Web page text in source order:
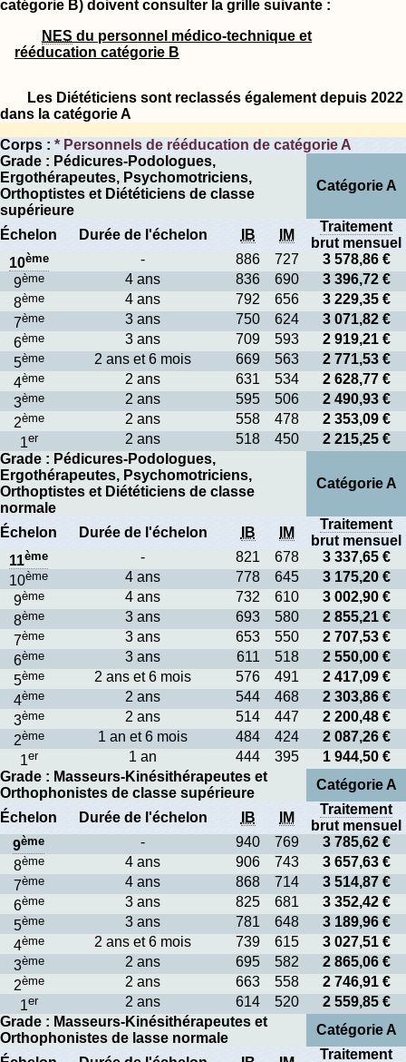
catégorie B) doivent consulter la grille suivante :
NES du personnel médico-technique et
rééducation catégorie B
Les Diététiciens sont reclassés également depuis 2022
dans la catégorie A
Corps : * Personnels de rééducation de catégorie A
Grade : Pédicures-Podologues,
Ergothérapeutes, Psychomotriciens,
Orthoptistes et Diététiciens de classe
supérieure
Catégorie A
Échelon Durée de l'échelon IB IM
Traitement
brut mensuel
10ème - 886 727
3 578,86 €
9ème 4 ans 836 690
3 396,72 €
8ème 4 ans 792 656
3 229,35 €
7ème 3 ans 750 624
3 071,82 €
6ème 3 ans 709 593
2 919,21 €
5ème 2 ans et 6 mois 669 563
2 771,53 €
4ème 2 ans 631 534
2 628,77 €
3ème 2 ans 595 506
2 490,93 €
2ème 2 ans 558 478
2 353,09 €
1er 2 ans 518 450
2 215,25 €
Grade : Pédicures-Podologues,
Ergothérapeutes, Psychomotriciens,
Orthoptistes et Diététiciens de classe
normale
Catégorie A
Échelon Durée de l'échelon IB IM
Traitement
brut mensuel
11ème - 821 678
3 337,65 €
10ème 4 ans 778 645
3 175,20 €
9ème 4 ans 732 610
3 002,90 €
8ème 3 ans 693 580
2 855,21 €
7ème 3 ans 653 550
2 707,53 €
6ème 3 ans 611 518
2 550,00 €
5ème 2 ans et 6 mois 576 491
2 417,09 €
4ème 2 ans 544 468
2 303,86 €
3ème 2 ans 514 447
2 200,48 €
2ème 1 an et 6 mois 484 424
2 087,26 €
1er 1 an 444 395
1 944,50 €
Grade : Masseurs-Kinésithérapeutes et
Orthophonistes de classe supérieure
Catégorie A
Échelon Durée de l'échelon IB IM
Traitement
brut mensuel
9ème - 940 769
3 785,62 €
8ème 4 ans 906 743
3 657,63 €
7ème 4 ans 868 714
3 514,87 €
6ème 3 ans 825 681
3 352,42 €
5ème 3 ans 781 648
3 189,96 €
4ème 2 ans et 6 mois 739 615
3 027,51 €
3ème 2 ans 695 582
2 865,06 €
2ème 2 ans 663 558
2 746,91 €
1er 2 ans 614 520
2 559,85 €
Grade : Masseurs-Kinésithérapeutes et
Orthophonistes de lasse normale
Catégorie A
Traitement